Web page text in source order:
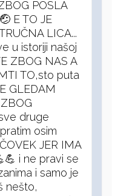
POSLA
E TO JE
LICA...
u istoriji našoj
ZBOG NAS A
TO,sto puta
GLEDAM
druge
osim
JER IMA
i ne pravi se
i samo je
nešto,